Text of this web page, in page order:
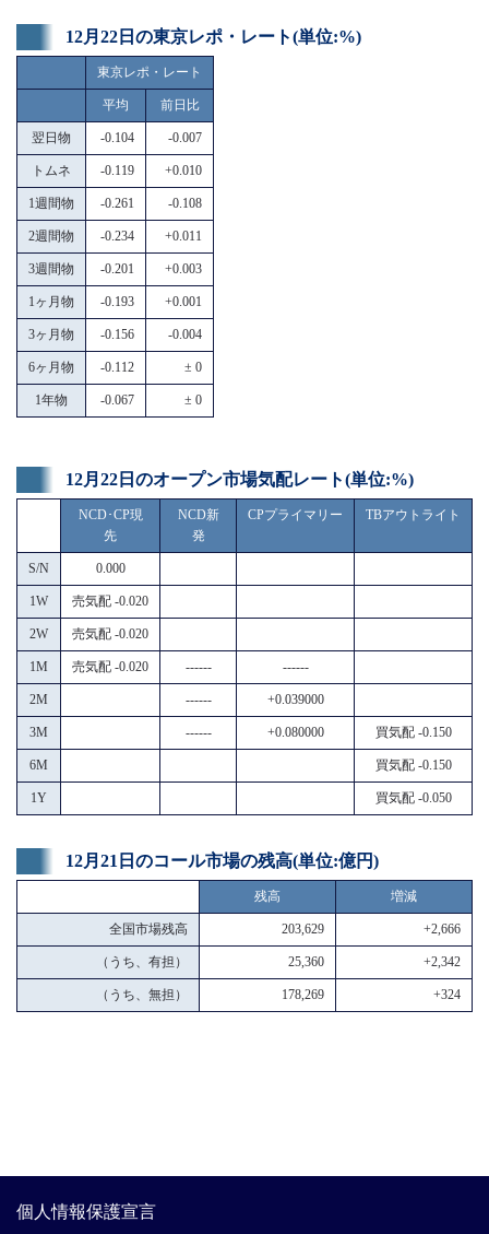
12月22日の東京レポ・レート(単位:%)
東京レポ・レート
平均 前日比
翌日物 -0.104 -0.007
トムネ -0.119 +0.010
1週間物 -0.261 -0.108
2週間物 -0.234 +0.011
3週間物 -0.201 +0.003
1ヶ月物 -0.193 +0.001
3ヶ月物 -0.156 -0.004
6ヶ月物 -0.112 ± 0
1年物 -0.067 ± 0
12月22日のオープン市場気配レート(単位:%)
NCD･CP現
先
NCD新
発
CPプライマリー TBアウトライト
S/N 0.000
1W 売気配 -0.020
2W 売気配 -0.020
1M 売気配 -0.020 ------ ------
2M ------ +0.039000
3M ------ +0.080000 買気配 -0.150
6M 買気配 -0.150
1Y 買気配 -0.050
12月21日のコール市場の残高(単位:億円)
残高 増減
全国市場残高 203,629 +2,666
（うち、有担） 25,360 +2,342
（うち、無担） 178,269 +324
個人情報保護宣言